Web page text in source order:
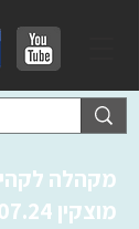
מקהלה
מוצקין 17.07.24